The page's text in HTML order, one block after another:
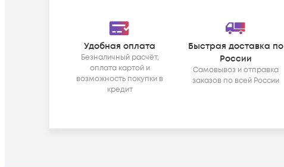
Удобная оплата
Безналичный расчёт,
оплата картой и
возможность покупки в
кредит
Быстрая доставка по
России
Самовывоз и отправка
заказов по всей России